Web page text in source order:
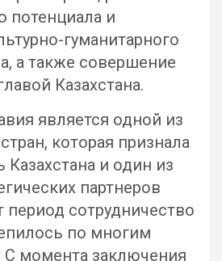
потенциала и
гуманитарного
а также совершение
Казахстана.
является одной из
которая признала
Казахстана и один из
партнеров
период сотрудничество
по многим
С момента заключения